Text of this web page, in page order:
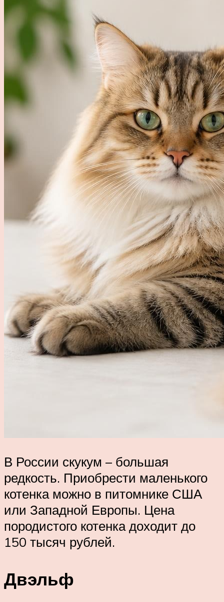
В России скукум – большая
редкость. Приобрести маленького
котенка можно в питомнике США
или Западной Европы. Цена
породистого котенка доходит до
150 тысяч рублей.
Двэльф